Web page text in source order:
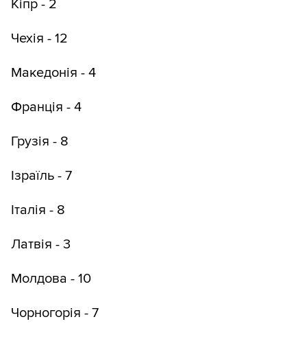
Кіпр - 2
Чехія - 12
Македонія - 4
Франція - 4
Грузія - 8
Ізраїль - 7
Італія - ​​8
Латвія - 3
Молдова - 10
Чорногорія - 7